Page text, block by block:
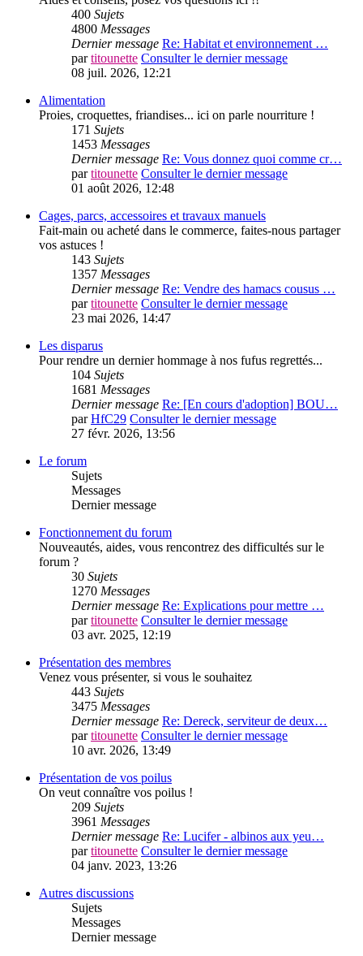
400 Sujets
4800 Messages
Dernier message Re: Habitat et environnement …
partitounette Consulter le dernier message
08 juil. 2026, 12:21
Alimentation
Proies, croquettes, friandises... ici on parle nourriture !
171 Sujets
1453 Messages
Dernier message Re: Vous donnez quoi comme cr…
partitounette Consulter le dernier message
01 août 2026, 12:48
Cages, parcs, accessoires et travaux manuels
Fait-main ou acheté dans le commerce, faites-nous partager
vos astuces !
143 Sujets
1357 Messages
Dernier message Re: Vendre des hamacs cousus …
partitounette Consulter le dernier message
23 mai 2026, 14:47
Les disparus
Pour rendre un dernier hommage à nos fufus regrettés...
104 Sujets
1681 Messages
Dernier message Re: [En cours d'adoption] BOU…
parHfC29 Consulter le dernier message
27 févr. 2026, 13:56
Le forum
Sujets
Messages
Dernier message
Fonctionnement du forum
Nouveautés, aides, vous rencontrez des difficultés sur le
forum ?
30 Sujets
1270 Messages
Dernier message Re: Explications pour mettre …
partitounette Consulter le dernier message
03 avr. 2025, 12:19
Présentation des membres
Venez vous présenter, si vous le souhaitez
443 Sujets
3475 Messages
Dernier message Re: Dereck, serviteur de deux…
partitounette Consulter le dernier message
10 avr. 2026, 13:49
Présentation de vos poilus
On veut connaître vos poilus !
209 Sujets
3961 Messages
Dernier message Re: Lucifer - albinos aux yeu…
partitounette Consulter le dernier message
04 janv. 2023, 13:26
Autres discussions
Sujets
Messages
Dernier message